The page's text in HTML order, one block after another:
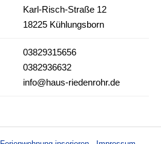
Karl-Risch-Straße 12
18225 Kühlungsborn
03829315656
0382936632
info@haus-riedenrohr.de